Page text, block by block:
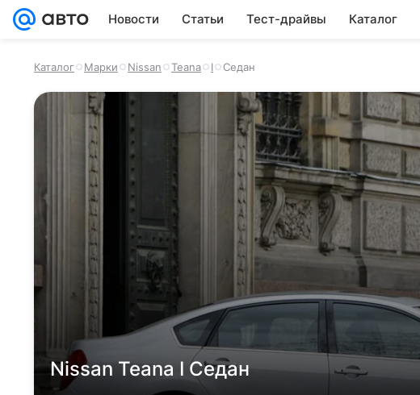
Новости Статьи Тест-драйвы Каталог
Каталог Марки Nissan Teana I Седан
Nissan Teana I Седан